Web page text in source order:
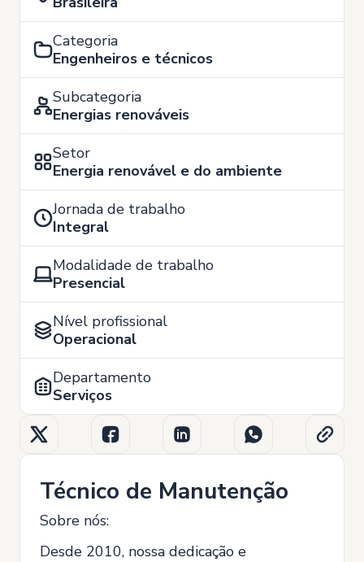
Categoria
Engenheiros e técnicos
Subcategoria
Energias renováveis
Setor
Energia renovável e do ambiente
Jornada de trabalho
Integral
Modalidade de trabalho
Presencial
Nível profissional
Operacional
Departamento
Serviços
Técnico de Manutenção
Sobre nós:
Desde 2010, nossa dedicação e